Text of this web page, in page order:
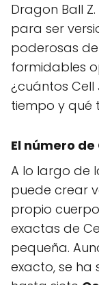
Dragon Ball
para ser
poderosas
formidables
¿cuántos Cell
tiempo y qué
El número de
A lo largo de
puede crear
propio
exactas de
pequeña.
exacto, se ha